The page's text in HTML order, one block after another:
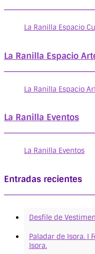
La Ranilla Espacio
La Ranilla Espacio
La Ranilla Espacio
La Ranilla Eventos
La Ranilla Eventos
Entradas recientes
Desfile de
Paladar de Isora. I
Isora.